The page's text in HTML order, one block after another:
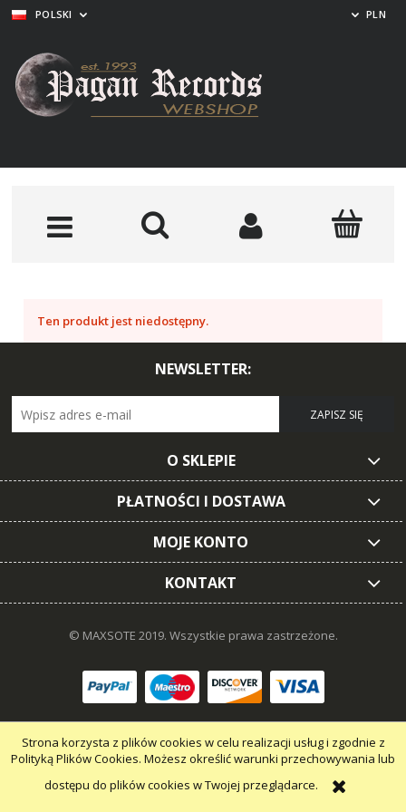
Strona korzysta z plików cookies w celu realizacji usług i zgodnie z
Polityką Plików Cookies. Możesz określić warunki przechowywania lub
dostępu do plików cookies w Twojej przeglądarce.
POLSKI PLN
Ten produkt jest niedostępny.
NEWSLETTER:
ZAPISZ SIĘ
O SKLEPIE
PŁATNOŚCI I DOSTAWA
MOJE KONTO
KONTAKT
© MAXSOTE 2019. Wszystkie prawa zastrzeżone.
pokaż pełną wersję strony